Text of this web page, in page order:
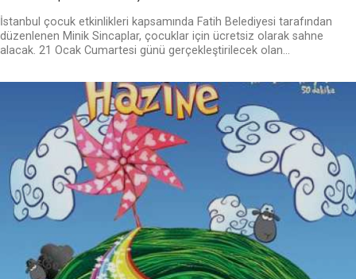
İstanbul çocuk etkinlikleri kapsamında Fatih Belediyesi tarafından
düzenlenen Minik Sincaplar, çocuklar için ücretsiz olarak sahne
alacak. 21 Ocak Cumartesi günü gerçekleştirilecek olan...